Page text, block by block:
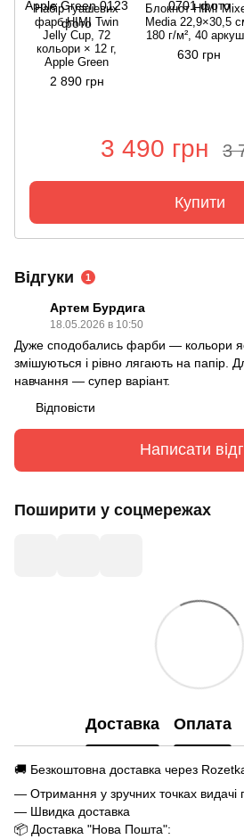
Набір гуашевих
фарб HIMI Twin
Jelly Cup, 72
кольори × 12 г,
Apple Green
2 890 грн
Блокнот HIMI
Media 22,9×30,5
180 г/м², 40
630 грн
3 490 грн 3
Купити
Відгуки 1
Артем Бурдига
18.05.2026 в 10:50
Дуже сподобались фарби — кольори
змішуються і рівно лягають на папір.
навчання — супер варіант.
Відповісти
Написати
Поширити у соцмережах
Доставка Оплата
🚚 Безкоштовна доставка через
— Отримання у зручних точках видачі
— Швидка доставка
📦 Доставка "Нова Пошта":